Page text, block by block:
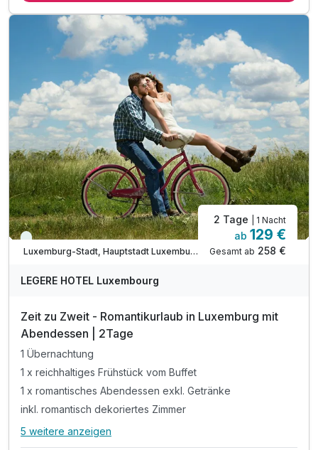
inkl. Nutzung des Well-Fit-Bereich
inkl. Bademantelnutzung während des Aufenthalts
inkl. Voucher im Hotelshop
inkl. WLAN Nutzung
inkl. Nutzung aller öffentlichen Verkehrsmittel
inkl. Außenparkplatz am Hotel nach Verfügbarkeit
Immer verfügbar
Luxemburg-Stadt, Hauptstadt Luxemburg
2 Tage | 1 Nacht
ab 129 €
Gesamt ab 258 €
LEGERE HOTEL Luxembourg
Zeit zu Zweit - Romantikurlaub in Luxemburg mit
Abendessen | 2Tage
1 Übernachtung
1 x reichhaltiges Frühstück vom Buffet
1 x romantisches Abendessen exkl. Getränke
inkl. romantisch dekoriertes Zimmer
Alle Inklusivleistungen
5 weitere anzeigen